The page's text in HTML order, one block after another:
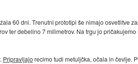
60 dni. Trenutni prototipi še nimajo osvetlitve
ter debelino 7 milimetrov. Na trgu jo
Pripravljajorecimo tudi metuljčka, očala in čevlje.